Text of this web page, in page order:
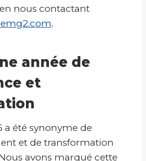
nous contactant
.
année de
et
a été synonyme de
et de transformation
avons marqué cette